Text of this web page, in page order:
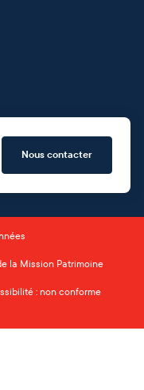
Nous contacter
la Mission Patrimoine
: non conforme